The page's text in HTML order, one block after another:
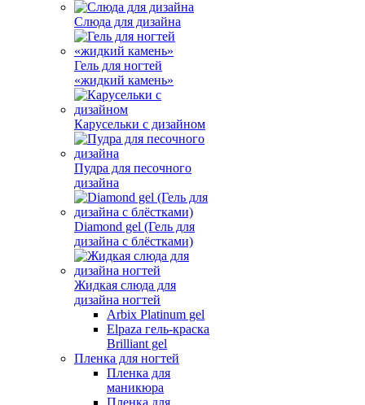
Слюда для дизайна
Гель для ногтей
«жидкий камень»
Карусельки с дизайном
Пудра для песочного
дизайна
Diamond gel (Гель для
дизайна с блёстками)
Жидкая слюда для
дизайна ногтей
Arbix Platinum gel
Elpaza гель-краска
Brilliant gel
Пленка для ногтей
Пленка для
маникюра
Пленка для